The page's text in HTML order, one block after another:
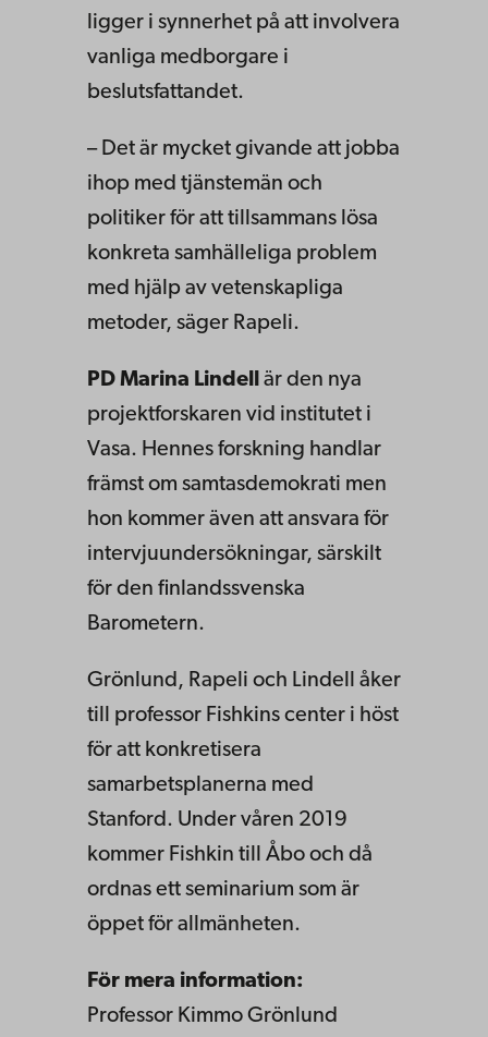
ligger i synnerhet på att involvera
vanliga medborgare i
beslutsfattandet.
– Det är mycket givande att jobba
ihop med tjänstemän och
politiker för att tillsammans lösa
konkreta samhälleliga problem
med hjälp av vetenskapliga
metoder, säger Rapeli.
PD Marina Lindell är den nya
projektforskaren vid institutet i
Vasa. Hennes forskning handlar
främst om samtasdemokrati men
hon kommer även att ansvara för
intervjuundersökningar, särskilt
för den finlandssvenska
Barometern.
Grönlund, Rapeli och Lindell åker
till professor Fishkins center i höst
för att konkretisera
samarbetsplanerna med
Stanford. Under våren 2019
kommer Fishkin till Åbo och då
ordnas ett seminarium som är
öppet för allmänheten.
För mera information:
Professor Kimmo Grönlund